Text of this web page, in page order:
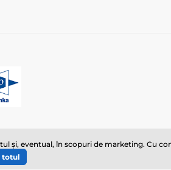
și, eventual, în scopuri de marketing. Cu
totul